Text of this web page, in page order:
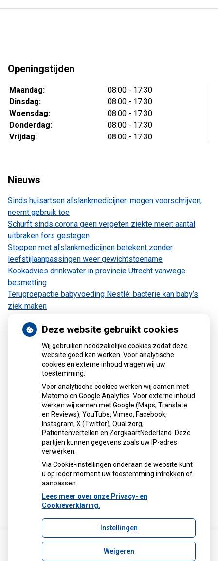
Openingstijden
Maandag:
08:00 - 17:30
Dinsdag:
08:00 - 17:30
Woensdag:
08:00 - 17:30
Donderdag:
08:00 - 17:30
Vrijdag:
08:00 - 17:30
Nieuws
Sinds huisartsen afslankmedicijnen mogen voorschrijven,
neemt gebruik toe
Schurft sinds corona geen vergeten ziekte meer: aantal
uitbraken fors gestegen
Stoppen met afslankmedicijnen betekent zonder
leefstijlaanpassingen weer gewichtstoename
Kookadvies drinkwater in provincie Utrecht vanwege
besmetting
Terugroepactie babyvoeding Nestlé: bacterie kan baby’s
ziek maken
U heeft geen toestemming gegeven voor
externe inhouddie nodig is om dit te
zien.
Cookie-instellingen wijzigen
Uw Zorg Online |Beheer
Deze website gebruikt cookies
Wij gebruiken noodzakelijke cookies zodat deze
website goed kan werken. Voor analytische
cookies en externe inhoud vragen wij uw
toestemming.
Voor analytische cookies werken wij samen met
Matomo en Google Analytics. Voor externe inhoud
werken wij samen met Google (Maps, Translate
en Reviews), YouTube, Vimeo, Facebook,
Instagram, X (Twitter), Qualizorg,
Patiëntenvertellen en ZorgkaartNederland. Deze
partijen kunnen gegevens zoals uw IP-adres
verwerken.
Via Cookie-instellingen onderaan de website kunt
u op ieder moment uw toestemming intrekken of
aanpassen.
Lees meer over onze Privacy- en
Cookieverklaring.
Instellingen
Weigeren